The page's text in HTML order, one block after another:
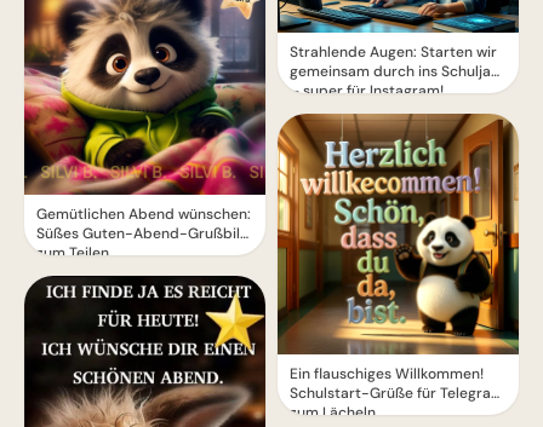
Gemütlichen Abend wünschen:
Süßes Guten-Abend-Grußbild
zum Teilen
Strahlende Augen: Starten wir
gemeinsam durch ins Schuljahr
– super für Instagram!
Ein flauschiges Willkommen!
Schulstart-Grüße für Telegram
zum Lächeln